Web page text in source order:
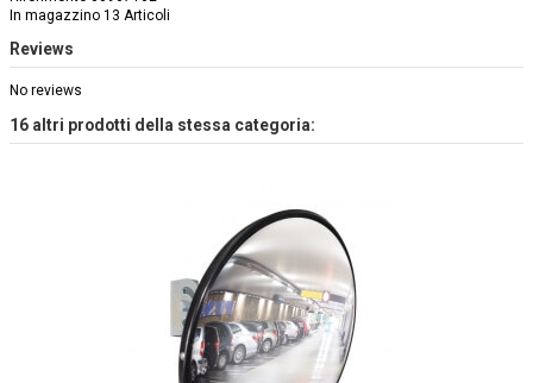
In magazzino 13 Articoli
Reviews
No reviews
16 altri prodotti della stessa categoria: